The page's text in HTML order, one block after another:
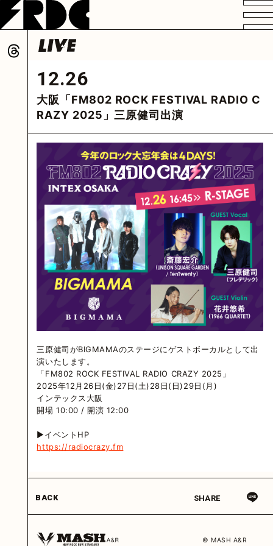
VIDEO
DISCOGRAPHY
GOODS
HOME
12.26
大阪「FM802 ROCK FESTIVAL RADIO C
RAZY 2025」三原健司出演
三原健司がBIGMAMAのステージにゲストボーカルとして出
演いたします。
「FM802 ROCK FESTIVAL RADIO CRAZY 2025」
2025年12月26日(金)27日(土)28日(日)29日(月)
インテックス大阪
開場 10:00 / 開演 12:00
▶イベントHP
https://radiocrazy.fm
BACK SHARE
© MASH A&R